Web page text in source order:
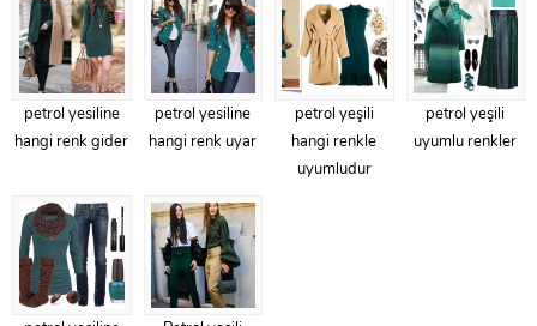
petrol yesiline
hangi renk gider
petrol yesiline
hangi renk uyar
petrol yeşili
hangi renkle
uyumludur
petrol yeşili
uyumlu renkler